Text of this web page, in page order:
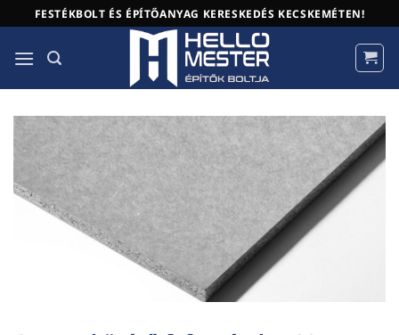
to
content
FESTÉKBOLT ÉS ÉPÍTŐANYAG KERESKEDÉS KECSKEMÉTEN!